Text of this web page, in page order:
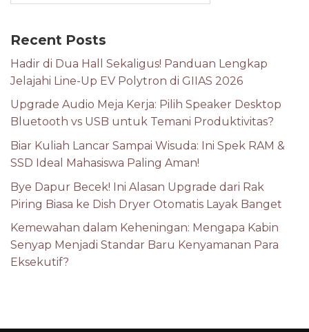
Recent Posts
Hadir di Dua Hall Sekaligus! Panduan Lengkap
Jelajahi Line-Up EV Polytron di GIIAS 2026
Upgrade Audio Meja Kerja: Pilih Speaker Desktop
Bluetooth vs USB untuk Temani Produktivitas?
Biar Kuliah Lancar Sampai Wisuda: Ini Spek RAM &
SSD Ideal Mahasiswa Paling Aman!
Bye Dapur Becek! Ini Alasan Upgrade dari Rak
Piring Biasa ke Dish Dryer Otomatis Layak Banget
Kemewahan dalam Keheningan: Mengapa Kabin
Senyap Menjadi Standar Baru Kenyamanan Para
Eksekutif?